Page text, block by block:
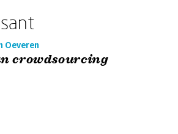
Oeveren
crowdsourcing